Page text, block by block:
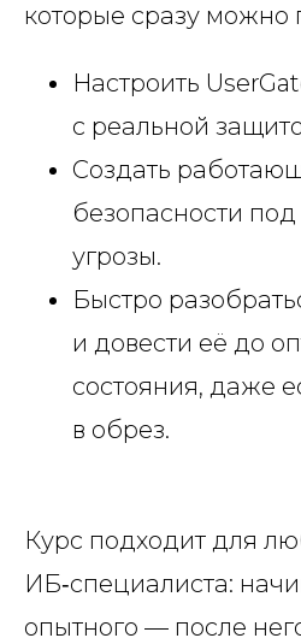
которые сразу можно
Настроить
с реальной
Создать
безопасности
угрозы.
Быстро
и довести её до
состояния, даже
в обрез.
Курс подходит для
ИБ‑специалиста:
опытного — после